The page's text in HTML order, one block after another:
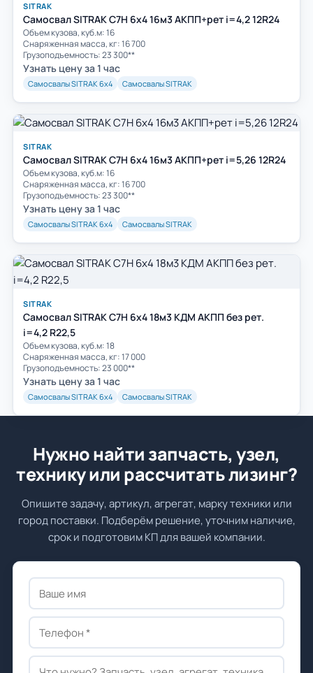
SITRAK
Самосвал SITRAK C7H 6x4 16м3 АКПП+рет i=4,2 12R24
Объем кузова, куб.м: 16
Cнаряженная масса, кг: 16 700
Грузоподъемность: 23 300**
Узнать цену за 1 час
Самосвалы SITRAK 6х4 Самосвалы SITRAK
SITRAK
Самосвал SITRAK C7H 6x4 16м3 АКПП+рет i=5,26 12R24
Объем кузова, куб.м: 16
Cнаряженная масса, кг: 16 700
Грузоподъемность: 23 300**
Узнать цену за 1 час
Самосвалы SITRAK 6х4 Самосвалы SITRAK
SITRAK
Самосвал SITRAK C7H 6x4 18м3 КДМ АКПП без рет.
i=4,2 R22,5
Объем кузова, куб.м: 18
Cнаряженная масса, кг: 17 000
Грузоподъемность: 23 000**
Узнать цену за 1 час
Самосвалы SITRAK 6х4 Самосвалы SITRAK
Нужно найти запчасть, узел,
технику или рассчитать лизинг?
Опишите задачу, артикул, агрегат, марку техники или
город поставки. Подберём решение, уточним наличие,
срок и подготовим КП для вашей компании.